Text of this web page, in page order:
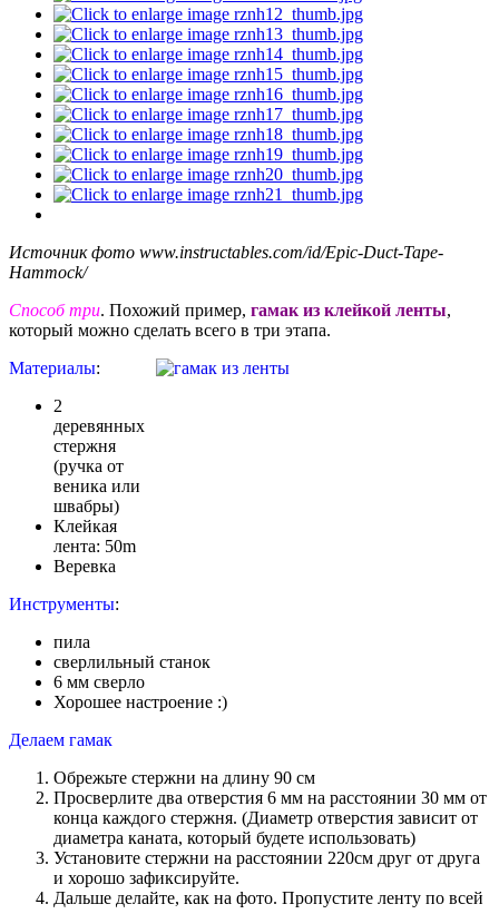
Источник фото www.instructables.com/id/Epic-Duct-Tape-
Hammock/
Способ три. Похожий пример, гамак из клейкой ленты,
который можно сделать всего в три этапа.
Материалы:
2
деревянных
стержня
(ручка от
веника или
швабры)
Клейкая
лента: 50m
Веревка
Инструменты:
пила
сверлильный станок
6 мм сверло
Хорошее настроение :)
Делаем гамак
Обрежьте стержни на длину 90 см
Просверлите два отверстия 6 мм на расстоянии 30 мм от
конца каждого стержня. (Диаметр отверстия зависит от
диаметра каната, который будете использовать)
Установите стержни на расстоянии 220см друг от друга
и хорошо зафиксируйте.
Дальше делайте, как на фото. Пропустите ленту по всей